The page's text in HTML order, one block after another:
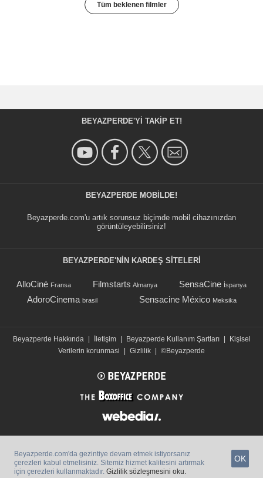
Tüm beklenen filmler
BEYAZPERDE'YI TAKIP ET!
BEYAZPERDE MOBILDE!
Beyazperde.com'u artık sorunsuz biçimde mobil cihazınızdan
görüntüleyebilirsiniz!
BEYAZPERDE'NIN KARDEŞ SİTELERİ
AlloCiné Fransa Filmstarts Almanya SensaCine İspanya
AdoroCinema brasil Sensacine México Meksika
Beyazperde Hakkında İletişim Beyazperde Kullanım Şartları
Kişisel
Verilerin korunmasi
Gizlilik ©Beyazperde
Beyazperde.com'da gezintiye devam etmek istiyorsanız
çerezleri kabul etmelisiniz. Sitemiz hizmet kalitesini artırmak
için çerezleri kullanmaktadır. Gizlilik sözleşmesini oku.
OK